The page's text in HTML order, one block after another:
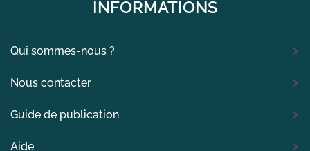
INFORMATIONS
Qui sommes-nous ?
Nous contacter
Guide de publication
Aide